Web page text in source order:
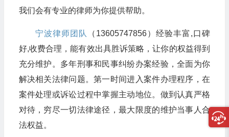
我们会有专业的律师为你提供帮助。
宁波律师团队
（13605747856）经验丰富,口碑
好,收费合理，能有效出具胜诉策略，让你的权益得到
充分维护。多年刑事和民事纠纷办案经验，全面为你
解决相关法律问题。第一时间进入案件办理程序，在
案件处理或诉讼过程中掌握主动地位。做到认真严格
对待，穷尽一切法律途径，最大限度的维护当事人合
法权益。